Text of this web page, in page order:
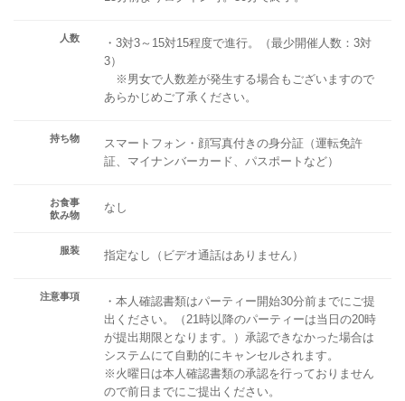
人数
・3対3～15対15程度で進行。（最少開催人数：3対
3）
※男女で人数差が発生する場合もございますので
あらかじめご了承ください。
持ち物
スマートフォン・顔写真付きの身分証（運転免許
証、マイナンバーカード、パスポートなど）
お食事
飲み物
なし
服装 指定なし（ビデオ通話はありません）
注意事項
・本人確認書類はパーティー開始30分前までにご提
出ください。（21時以降のパーティーは当日の20時
が提出期限となります。）承認できなかった場合は
システムにて自動的にキャンセルされます。
※火曜日は本人確認書類の承認を行っておりません
ので前日までにご提出ください。